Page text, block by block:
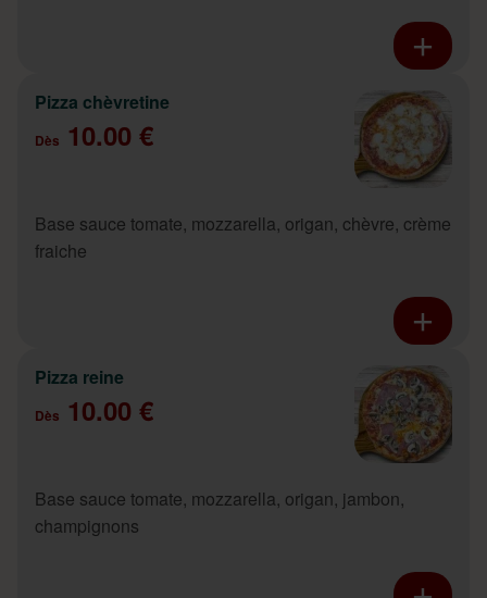
Pizza chèvretine
Dès 10.00 €
Base sauce tomate, mozzarella, origan, chèvre, crème
fraiche
Pizza reine
Dès 10.00 €
Base sauce tomate, mozzarella, origan, jambon,
champignons